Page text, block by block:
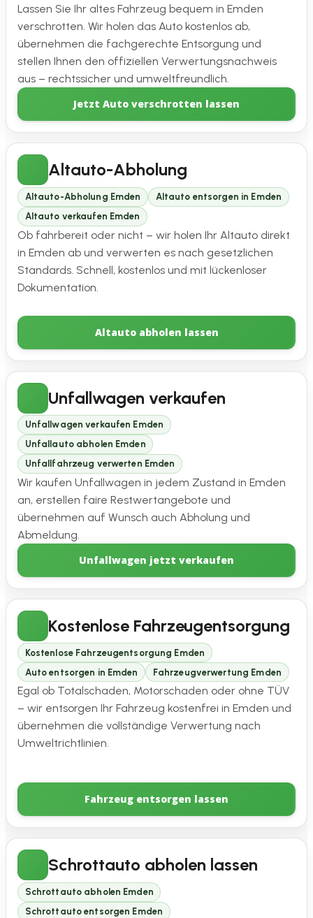
Lassen Sie Ihr altes Fahrzeug bequem in Emden
verschrotten. Wir holen das Auto kostenlos ab,
übernehmen die fachgerechte Entsorgung und
stellen Ihnen den offiziellen Verwertungsnachweis
aus – rechtssicher und umweltfreundlich.
Jetzt Auto verschrotten lassen
Altauto-Abholung
Altauto-Abholung Emden
Altauto entsorgen in Emden
Altauto verkaufen Emden
Ob fahrbereit oder nicht – wir holen Ihr Altauto direkt
in Emden ab und verwerten es nach gesetzlichen
Standards. Schnell, kostenlos und mit lückenloser
Dokumentation.
Altauto abholen lassen
Unfallwagen verkaufen
Unfallwagen verkaufen Emden
Unfallauto abholen Emden
Unfallfahrzeug verwerten Emden
Wir kaufen Unfallwagen in jedem Zustand in Emden
an, erstellen faire Restwertangebote und
übernehmen auf Wunsch auch Abholung und
Abmeldung.
Unfallwagen jetzt verkaufen
Kostenlose Fahrzeugentsorgung
Kostenlose Fahrzeugentsorgung Emden
Auto entsorgen in Emden
Fahrzeugverwertung Emden
Egal ob Totalschaden, Motorschaden oder ohne TÜV
– wir entsorgen Ihr Fahrzeug kostenfrei in Emden und
übernehmen die vollständige Verwertung nach
Umweltrichtlinien.
Fahrzeug entsorgen lassen
Schrottauto abholen lassen
Schrottauto abholen Emden
Schrottauto entsorgen Emden